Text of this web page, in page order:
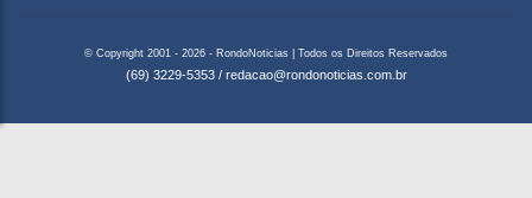
© Copyright 2001 - 2026 - RondoNoticias | Todos os Direitos Reservados
(69) 3229-5353 / redacao@rondonoticias.com.br